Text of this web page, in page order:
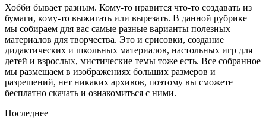
Хобби бывает разным. Кому-то нравится что-то создавать из
бумаги, кому-то выжигать или вырезать. В данной рубрике
мы собираем для вас самые разные варианты полезных
материалов для творчества. Это и срисовки, создание
дидактических и школьных материалов, настольных игр для
детей и взрослых, мистические темы тоже есть. Все собранное
мы размещаем в изображениях больших размеров и
разрешений, нет никаких архивов, поэтому вы сможете
бесплатно скачать и ознакомиться с ними.
Последнее